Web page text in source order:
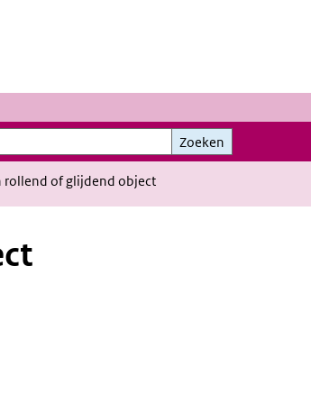
Zoeken
rollend of glijdend object